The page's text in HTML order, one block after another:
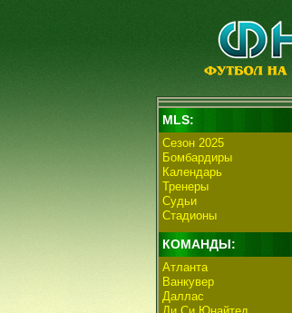
MLS:
Сезон 2025
Бомбардиры
Календарь
Тренеры
Судьи
Стадионы
КОМАНДЫ:
Атланта
Ванкувер
Даллас